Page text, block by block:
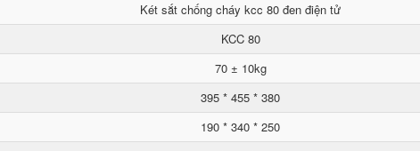
Két sắt chống cháy kcc 80 đen điện tử
KCC 80
70 ± 10kg
395 * 455 * 380
190 * 340 * 250